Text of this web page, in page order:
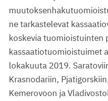
ne tarkastelevat
koskevia tuomioistuinten
kassaatiotuomioistuimet
lokakuuta 2019.
Krasnodariin,
Kemerovoon ja